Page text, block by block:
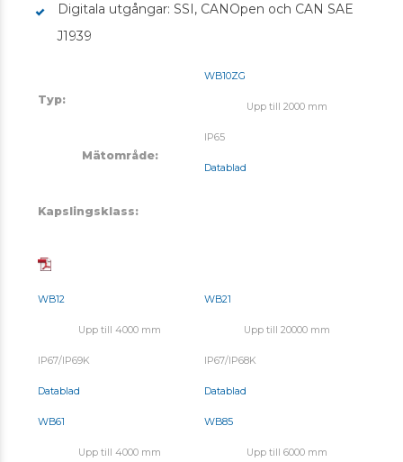
Digitala utgångar: SSI, CANOpen och CAN SAE
J1939
Typ:
Mätområde:
Kapslingsklass:
WB10ZG
Upp till 2000 mm
IP65
Datablad
WB12
Upp till 4000 mm
IP67/IP69K
Datablad
WB21
Upp till 20000 mm
IP67/IP68K
Datablad
WB61
Upp till 4000 mm
WB85
Upp till 6000 mm